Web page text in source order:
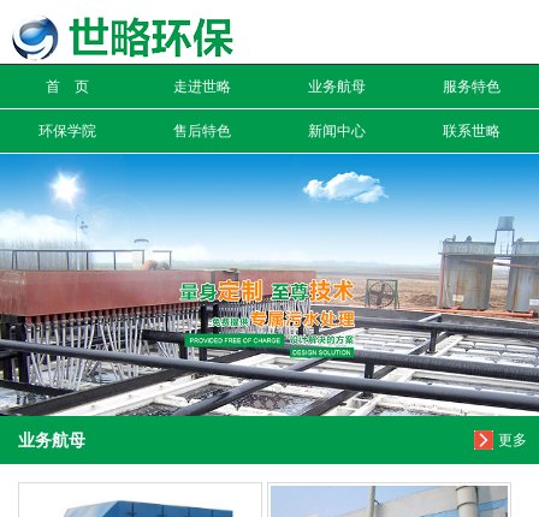
首 页 走进世略 业务航母 服务特色
环保学院 售后特色 新闻中心 联系世略
更多
业务航母
信息搜索
搜索